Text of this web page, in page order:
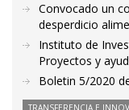
Convocado un
desperdicio
Instituto de
Proyectos y
Boletin 5/2020
TRANSFERENCIA E